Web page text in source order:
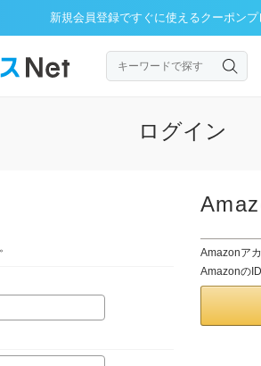
新規会員登録ですぐに使えるクーポンプ
ログイン
Amazonア
Amazonの